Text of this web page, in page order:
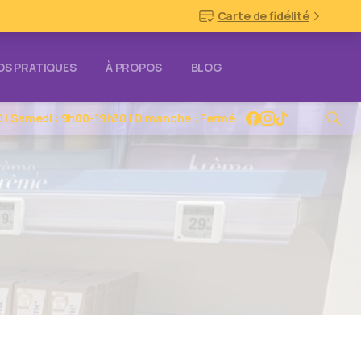
Carte de fidélité
PRATIQUES À PROPOS BLOG
Samedi : 9h00-19h30 | Dimanche : Fermé